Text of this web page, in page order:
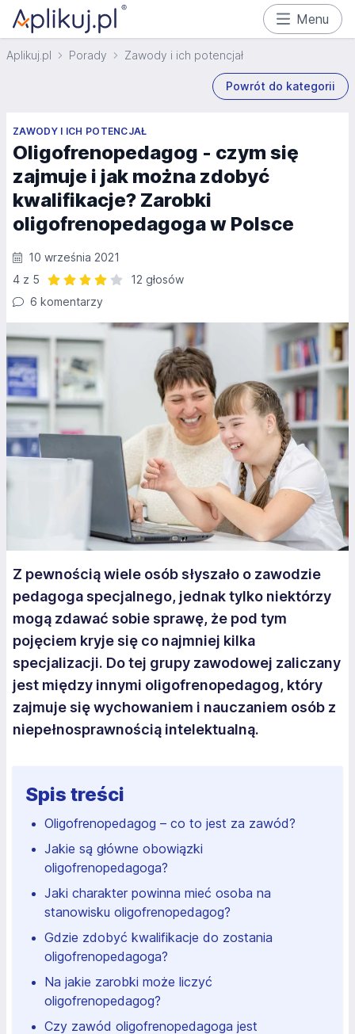
Menu
Aplikuj.pl Porady Zawody i ich potencjał
Powrót do kategorii
ZAWODY I ICH POTENCJAŁ
Oligofrenopedagog - czym się
zajmuje i jak można zdobyć
kwalifikacje? Zarobki
oligofrenopedagoga w Polsce
10 września 2021
4 z 5
12 głosów
6 komentarzy
Z pewnością wiele osób słyszało o zawodzie
pedagoga specjalnego, jednak tylko niektórzy
mogą zdawać sobie sprawę, że pod tym
pojęciem kryje się co najmniej kilka
specjalizacji. Do tej grupy zawodowej zaliczany
jest między innymi oligofrenopedagog, który
zajmuje się wychowaniem i nauczaniem osób z
niepełnosprawnością intelektualną.
Spis treści
Oligofrenopedagog – co to jest za zawód?
Jakie są główne obowiązki
oligofrenopedagoga?
Jaki charakter powinna mieć osoba na
stanowisku oligofrenopedagog?
Gdzie zdobyć kwalifikacje do zostania
oligofrenopedagoga?
Na jakie zarobki może liczyć
oligofrenopedagog?
Czy zawód oligofrenopedagoga jest